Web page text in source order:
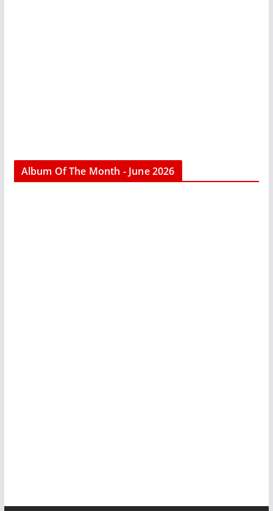
Album Of The Month - June 2026